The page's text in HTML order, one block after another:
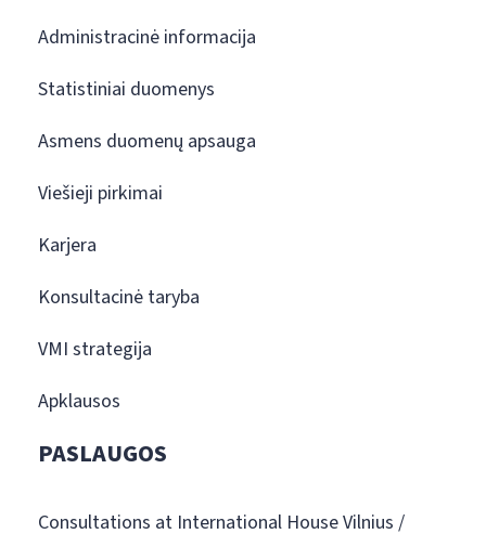
Administracinė informacija
Statistiniai duomenys
Asmens duomenų apsauga
Viešieji pirkimai
Karjera
Konsultacinė taryba
VMI strategija
Apklausos
PASLAUGOS
Consultations at International House Vilnius /